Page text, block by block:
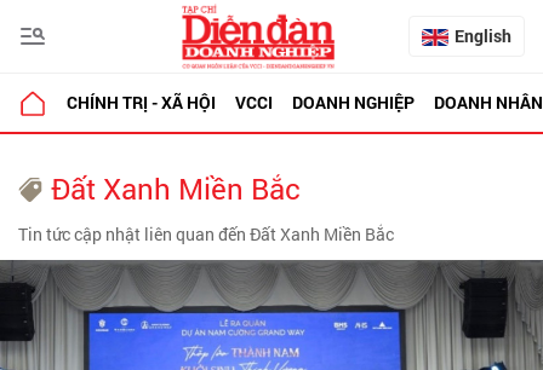
English
CHÍNH TRỊ - XÃ HỘI VCCI DOANH NGHIỆP DOANH NHÂN
Đất Xanh Miền Bắc
Tin tức cập nhật liên quan đến Đất Xanh Miền Bắc